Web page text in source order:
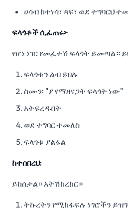
ሀሳብ ከተነሳ፣ ጻፍ፣ ወደ ተግባርህ
ፍላጎቶች ሲፈጠሩ፦
የሆነ ነገር የመፈተሽ ፍላጎት ይመጣል።
ፍላጎቱን ልብ ይበሉ
ስሙን፡ "ያ የማዘናጋት ፍላጎት ነው"
አትፍረዱበት
ወደ ተግባር ተመለስ
ፍላጎቱ ያልፋል
ከተሰበረህ:
ይከሰታል። አትሽከረከር።
ትኩረትን የሚከፋፍሉ ነገሮችን